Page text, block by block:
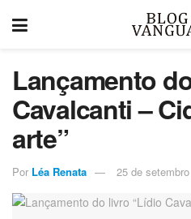
Lançamento
Cavalcanti –
arte”
Por Léa Renata 25 de